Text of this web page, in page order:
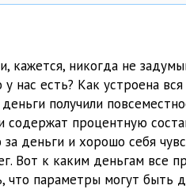
кажется, никогда не
нас есть? Как устроена вся
получили
содержат процентную
деньги и хорошо себя
Вот к каким деньгам все
что параметры могут быть